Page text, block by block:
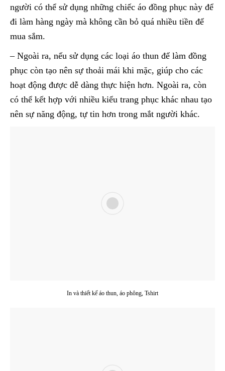
người có thể sử dụng những chiếc áo đồng phục này để
đi làm hàng ngày mà không cần bỏ quá nhiều tiền để
mua sắm.
– Ngoài ra, nếu sử dụng các loại áo thun để làm đồng
phục còn tạo nên sự thoải mái khi mặc, giúp cho các
hoạt động được dễ dàng thực hiện hơn. Ngoài ra, còn
có thể kết hợp với nhiều kiểu trang phục khác nhau tạo
nên sự năng động, tự tin hơn trong mắt người khác.
In và thiết kế áo thun, áo phông, Tshirt